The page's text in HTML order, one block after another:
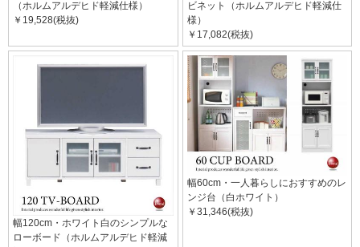
（ホルムアルデヒド軽減仕様）
￥19,528(税抜)
ビネット（ホルムアルデヒド軽減仕
様）
￥17,082(税抜)
幅120cm・ホワイト白のシンプルな
ローボード（ホルムアルデヒド軽減
幅60cm・一人暮らしにおすすめのレ
ンジ台（白ホワイト）
￥31,346(税抜)